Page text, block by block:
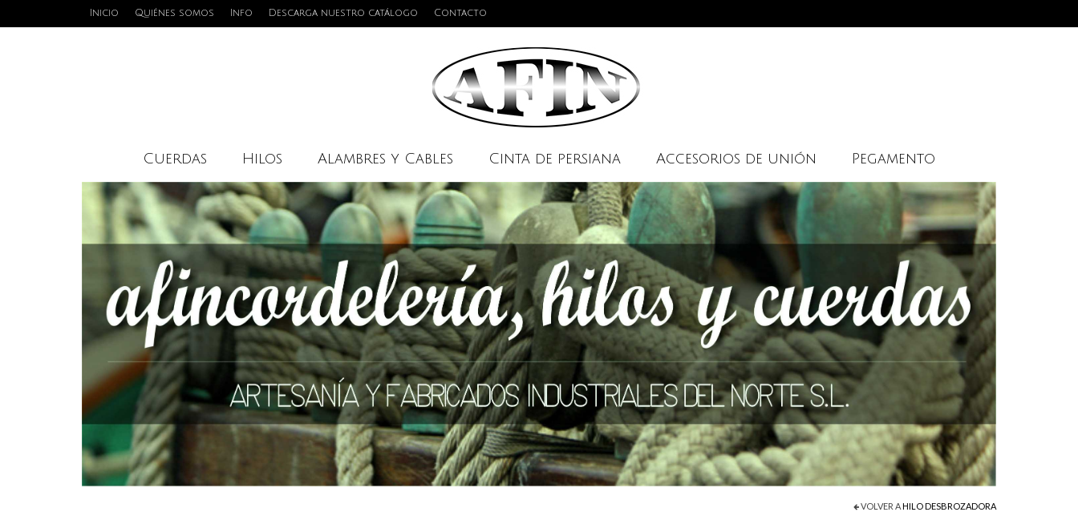
Inicio Quiénes somos Info Descarga nuestro catálogo Contacto
Cuerdas Hilos Alambres y Cables Cinta de persiana Accesorios de unión Pegamento
VOLVER AHILO DESBROZADORA